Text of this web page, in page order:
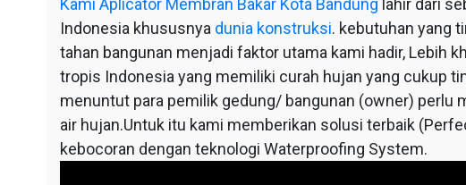
Bandung
Kami Aplicator Membran Bakar Kota Bandung lahir dari
Indonesia khususnya dunia konstruksi. kebutuhan yang
tahan bangunan menjadi faktor utama kami hadir, Lebih
tropis Indonesia yang memiliki curah hujan yang cukup
menuntut para pemilik gedung/ bangunan (owner) perlu
air hujan.Untuk itu kami memberikan solusi terbaik
kebocoran dengan teknologi Waterproofing System.